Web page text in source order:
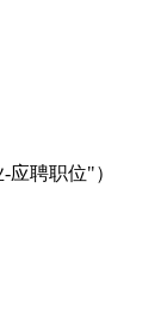
聘职位"）